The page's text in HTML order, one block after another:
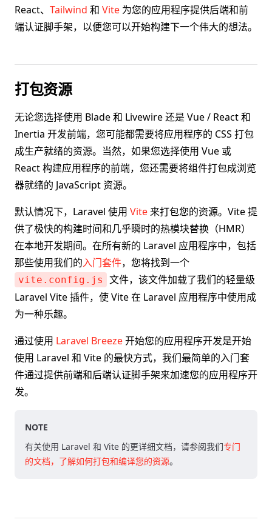
React、 Tailwind 和 Vite 为您的应用程序提供后端和前
端认证脚手架，以便您可以开始构建下一个伟大的想法。
打包资源
无论您选择使用 Blade 和 Livewire 还是 Vue / React 和
Inertia 开发前端，您可能都需要将应用程序的 CSS 打包
成生产就绪的资源。当然，如果您选择使用 Vue 或
React 构建应用程序的前端，您还需要将组件打包成浏览
器就绪的 JavaScript 资源。
默认情况下，Laravel 使用 Vite 来打包您的资源。Vite 提
供了极快的构建时间和几乎瞬时的热模块替换（HMR）
在本地开发期间。在所有新的 Laravel 应用程序中，包括
那些使用我们的入门套件，您将找到一个
vite.config.js
文件，该文件加载了我们的轻量级
Laravel Vite 插件，使 Vite 在 Laravel 应用程序中使用成
为一种乐趣。
通过使用 Laravel Breeze开始您的应用程序开发是开始
使用 Laravel 和 Vite 的最快方式，我们最简单的入门套
件通过提供前端和后端认证脚手架来加速您的应用程序开
发。
NOTE
有关使用 Laravel 和 Vite 的更详细文档，请参阅我们专门
的文档，了解如何打包和编译您的资源。